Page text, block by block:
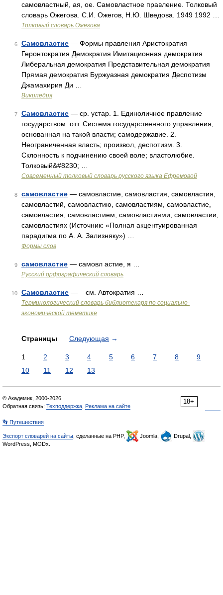
самовластный, ая, ое. Самовластное правление. Толковый
словарь Ожегова. С.И. Ожегов, Н.Ю. Шведова. 1949 1992 …
Толковый словарь Ожегова
6 Самовластие — Формы правления Аристократия
Геронтократия Демократия Имитационная демократия
Либеральная демократия Представительная демократия
Прямая демократия Буржуазная демократия Деспотизм
Джамахирия Ди …
Википедия
7 Самовластие — ср. устар. 1. Единоличное правление
государством. отт. Система государственного управления,
основанная на такой власти; самодержавие. 2.
Неограниченная власть; произвол, деспотизм. 3.
Склонность к подчинению своей воле; властолюбие.
Толковый&#8230; …
Современный толковый словарь русского языка Ефремовой
8 самовластие — самовластие, самовластия, самовластия,
самовластий, самовластию, самовластиям, самовластие,
самовластия, самовластием, самовластиями, самовластии,
самовластиях (Источник: «Полная акцентуированная
парадигма по А. А. Зализняку») …
Формы слов
9 самовластие — самовл астие, я …
Русский орфографический словарь
10 Самовластие — см. Автократия …
Терминологический словарь библиотекаря по социально-
экономической тематике
Страницы Следующая →
1 2 3 4 5 6 7 8
9
10
11 12 13
18+
© Академик, 2000-2026
Обратная связь: Техподдержка Реклама на сайте
👣 Путешествия
Экспорт словарей на сайты , сделанные на PHP, Joomla,
Drupal,
WordPress, MODx.